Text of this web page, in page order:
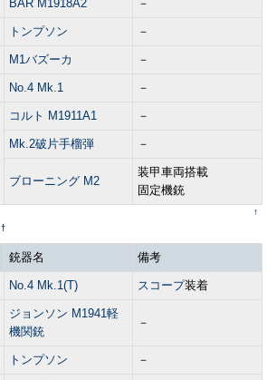
BAR M1918A2 －
トンプソン －
M1バズーカ －
No.4 Mk.1 －
コルト M1911A1 －
Mk.2破片手榴弾 －
ブローニング M2
装甲車両搭載
固定機銃
↑
†
銃器名 備考
No.4 Mk.1(T) スコープ装着
ジョンソン M1941軽
機関銃
－
トンプソン －